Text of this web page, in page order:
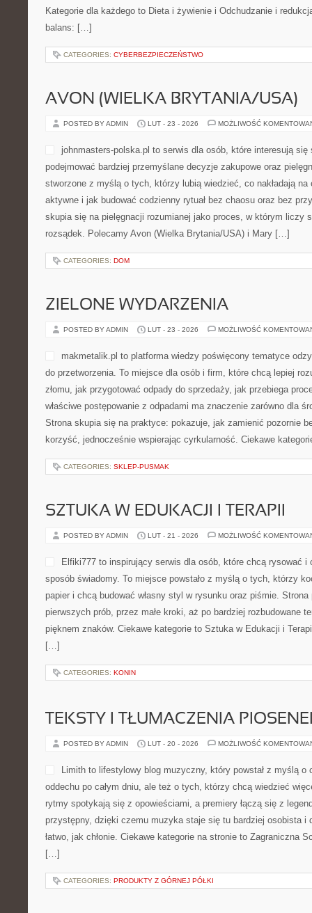
Kategorie dla każdego to Dieta i żywienie i Odchudzanie i
balans: […]
CATEGORIES: CYBERBEZPIECZEŃSTWO
AVON (WIELKA BRYTANIA/USA)
POSTED BY ADMIN LUT - 23 - 2026 MOŻLIWOŚĆ
johnmasters-polska.pl to serwis dla osób, które interesują
podejmować bardziej przemyślane decyzje zakupowe oraz
stworzone z myślą o tych, którzy lubią wiedzieć, co nakładają na
aktywne i jak budować codzienny rytuał bez chaosu oraz bez
skupia się na pielęgnacji rozumianej jako proces, w którym liczy
rozsądek. Polecamy Avon (Wielka Brytania/USA) i Mary […]
CATEGORIES: DOM
ZIELONE WYDARZENIA
POSTED BY ADMIN LUT - 23 - 2026 MOŻLIWOŚĆ
makmetalik.pl to platforma wiedzy poświęcony tematyce
do przetworzenia. To miejsce dla osób i firm, które chcą lepiej
złomu, jak przygotować odpady do sprzedaży, jak przebiega
właściwe postępowanie z odpadami ma znaczenie zarówno dla
Strona skupia się na praktyce: pokazuje, jak zamienić pozornie
korzyść, jednocześnie wspierając cyrkularność. Ciekawe
CATEGORIES: SKLEP-PUSMAK
SZTUKA W EDUKACJI I TERAPII
POSTED BY ADMIN LUT - 21 - 2026 MOŻLIWOŚĆ
Elfiki777 to inspirujący serwis dla osób, które chcą rysować i
sposób świadomy. To miejsce powstało z myślą o tych, którzy
papier i chcą budować własny styl w rysunku oraz piśmie.
pierwszych prób, przez małe kroki, aż po bardziej rozbudowane
pięknem znaków. Ciekawe kategorie to Sztuka w Edukacji i
[…]
CATEGORIES: KONIN
TEKSTY I TŁUMACZENIA
POSTED BY ADMIN LUT - 20 - 2026 MOŻLIWOŚĆ
Limith to lifestylowy blog muzyczny, który powstał z myślą
oddechu po całym dniu, ale też o tych, którzy chcą wiedzieć
rytmy spotykają się z opowieściami, a premiery łączą się z
przystępny, dzięki czemu muzyka staje się tu bardziej osobista i
łatwo, jak chłonie. Ciekawe kategorie na stronie to Zagraniczna
[…]
CATEGORIES: PRODUKTY Z GÓRNEJ PÓŁKI